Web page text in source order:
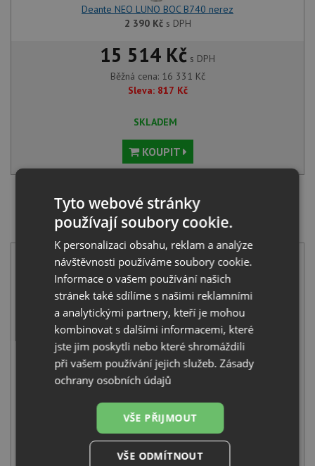
Deante NEO LUNO BOC B740 nerez
2 390 Kčs DPH
15 514 Kč s DPH
Běžná cena: 16 331 Kč
Sleva: 817 Kč
SKLADEM
KOUPIT
SET Blanco ETAGON 500-IF/A nerez hedvábný lesk s
excentrem 521748 + Deante ALPINIA BGA 063M
chrom
Blanco ETAGON 500-IF/A nerez hedvábný lesk s excentrem
521748
13 941 Kčs DPH
+
Tyto webové stránky
používají soubory cookie.
K personalizaci obsahu, reklam a analýze
návštěvnosti používáme soubory cookie.
Informace o vašem používání našich
stránek také sdílíme s našimi reklamními
a analytickými partnery, kteří je mohou
kombinovat s dalšími informacemi, které
jste jim poskytli nebo které shromáždili
při vašem používání jejich služeb.Zásady
ochrany osobních údajů
VŠE PŘIJMOUT
VŠE ODMÍTNOUT